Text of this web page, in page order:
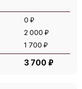
0 ₽
2 000 ₽
1 700 ₽
3 700 ₽